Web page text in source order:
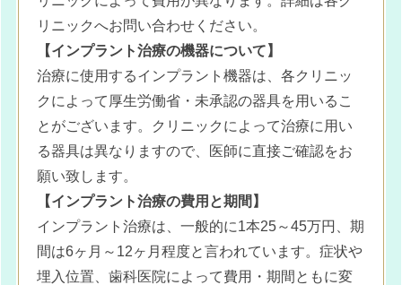
リニックへお問い合わせください。
【インプラント治療の機器について】
治療に使用するインプラント機器は、各クリニッ
クによって厚生労働省・未承認の器具を用いるこ
とがございます。クリニックによって治療に用い
る器具は異なりますので、医師に直接ご確認をお
願い致します。
【インプラント治療の費用と期間】
インプラント治療は、一般的に1本25～45万円、期
間は6ヶ月～12ヶ月程度と言われています。症状や
埋入位置、歯科医院によって費用・期間ともに変